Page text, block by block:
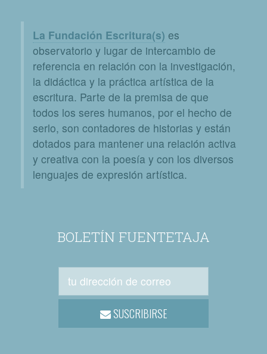
La Fundación Escritura(s) es
observatorio y lugar de intercambio de
referencia en relación con la investigación,
la didáctica y la práctica artística de la
escritura. Parte de la premisa de que
todos los seres humanos, por el hecho de
serlo, son contadores de historias y están
dotados para mantener una relación activa
y creativa con la poesía y con los diversos
lenguajes de expresión artística.
BOLETÍN FUENTETAJA
SUSCRIBIRSE